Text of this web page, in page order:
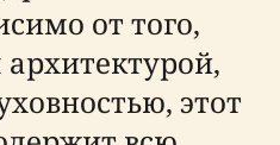
от того,
этот